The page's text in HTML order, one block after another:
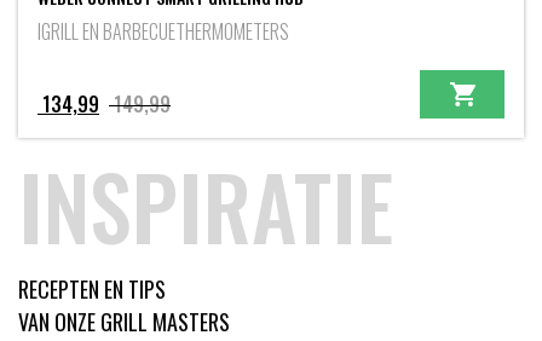
IGRILL EN BARBECUETHERMOMETERS
149,99Oorspronkelijke
prijs
149,99.
134,99
Huidige
prijs
134,99.
INSPIRATIE
RECEPTEN EN TIPS
VAN ONZE GRILL MASTERS